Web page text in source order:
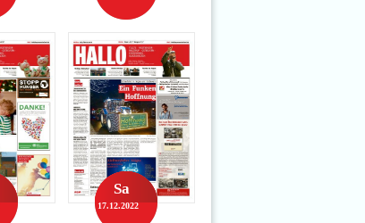
Sa
17.12.2022